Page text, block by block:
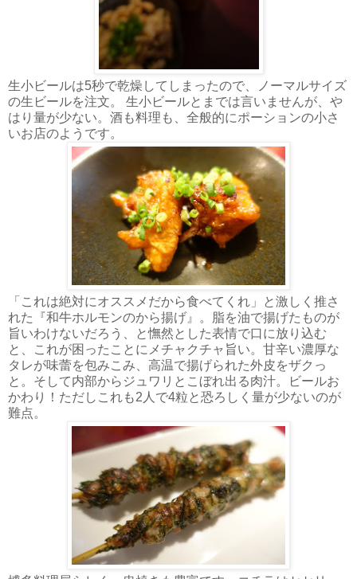
生小ビールは5秒で乾燥してしまったので、ノーマルサイズ
の生ビールを注文。 生小ビールとまでは言いませんが、や
はり量が少ない。酒も料理も、全般的にポーションの小さ
いお店のようです。
「これは絶対にオススメだから食べてくれ」と激しく推さ
れた『和牛ホルモンのから揚げ』。脂を油で揚げたものが
旨いわけないだろう、と憮然とした表情で口に放り込む
と、これが困ったことにメチャクチャ旨い。甘辛い濃厚な
タレが味蕾を包みこみ、高温で揚げられた外皮をザクっ
と。そして内部からジュワリとこぼれ出る肉汁。ビールお
かわり！ただしこれも2人で4粒と恐ろしく量が少ないのが
難点。